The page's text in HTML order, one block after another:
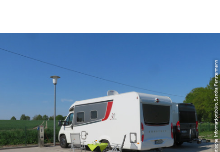
© Touristische Informationsbüro, Sandra Fenstermann